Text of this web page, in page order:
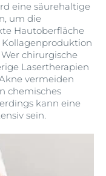
eine säurehaltige
um die
Hautoberfläche
Kollagenproduktion
chirurgische
Lasertherapien
vermeiden
chemisches
kann eine
sein.